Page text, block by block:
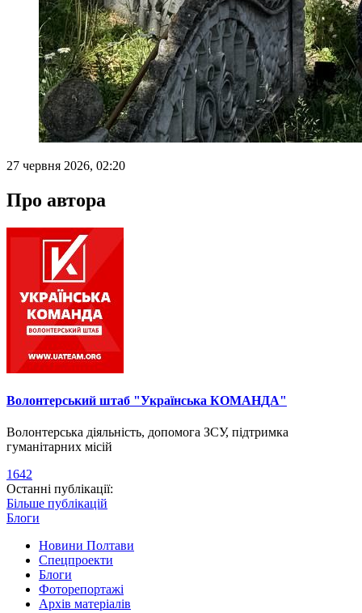
27 червня 2026, 02:20
Про автора
Волонтерський штаб "Українська КОМАНДА"
Волонтерська діяльність, допомога ЗСУ, підтримка
гуманітарних місій
1642
Останні публікації:
Більше публікацій
Блоги
Новини Полтави
Спецпроекти
Блоги
Фоторепортажі
Архів матеріалів